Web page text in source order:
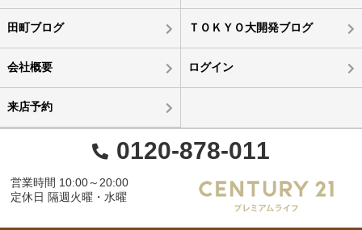
田町ブログ ＴＯＫＹＯ大開発ブログ
会社概要 ログイン
来店予約
0120-878-011
営業時間 10:00～20:00
定休日 隔週火曜・水曜